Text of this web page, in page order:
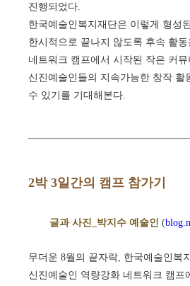
진행되었다.
한국예술인복지재단은 이렇게 형성
한시적으로 끝나지 않도록 후속 활동
네트워크 캠프에서 시작된 작은 커뮤
신진예술인들의 지속가능한 창작 활
수 있기를 기대해본다.
2박 3일간의 캠프 참가기
글과 사진_박지수 예술인 (
무더운 8월의 끝자락, 한국예술인복
신진예술인 역량강화 네트워크 캠프